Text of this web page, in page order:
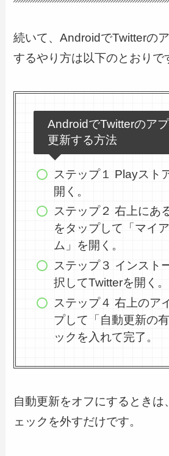
続いて、AndroidでTwitterの
するやり方は以下のとおりで
AndroidでTwitterのア
更新する方法
ステップ１ Playスト
開く。
ステップ２ 右上にあ
をタップして「マイ
ム」を開く。
ステップ３ インスト
択してTwitterを開く。
ステップ４ 右上のア
プして「自動更新の
ックを入れて完了。
自動更新をオフにするときは
ェックを外すだけです。